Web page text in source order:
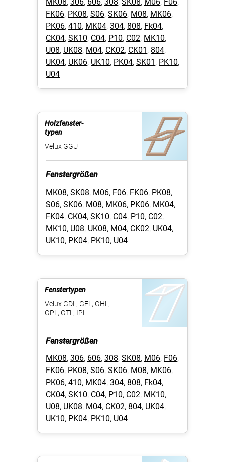
FK06, PK08, S06, SK06, M08, MK06,
PK06, 410, MK04, 304, 808, Fk04,
CK04, SK10, C04, P10, C02, MK10,
U08, UK08, M04, CK02, CK01 , 804,
UK04, UK06, UK10, PK04, SK01 , PK10,
U04
Holzfenster-
typen
Velux GGU
Fenstergrößen
MK08, SK08, M06, F06, FK06, PK08,
S06, SK06, M08, MK06, PK06, MK04,
FK04, CK04, SK10, C04, P10, C02,
MK10, U08, UK08, M04, CK02, UK04,
UK10, PK04, PK10, U04
Fenstertypen
Velux GDL, GEL, GHL,
GPL, GTL, IPL
Fenstergrößen
MK08, 306, 606, 308, SK08, M06, F06,
FK06, PK08, S06, SK06, M08, MK06,
PK06, 410, MK04, 304, 808, Fk04,
CK04, SK10, C04, P10, C02, MK10,
U08, UK08, M04, CK02, 804, UK04,
UK10, PK04, PK10, U04